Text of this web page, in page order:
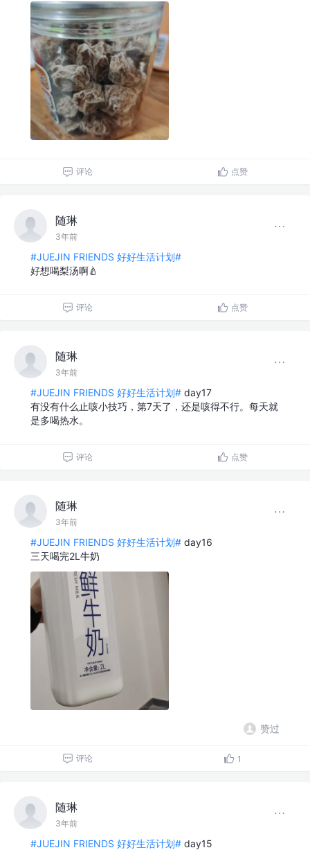
评论 点赞
随琳
3年前
#JUEJIN FRIENDS 好好生活计划#
好想喝梨汤啊🍐
评论 点赞
随琳
3年前
#JUEJIN FRIENDS 好好生活计划# day17
有没有什么止咳小技巧，第7天了，还是咳得不行。每天就
是多喝热水。
评论 点赞
随琳
3年前
#JUEJIN FRIENDS 好好生活计划# day16
三天喝完2L牛奶
赞过
评论 1
随琳
3年前
#JUEJIN FRIENDS 好好生活计划# day15